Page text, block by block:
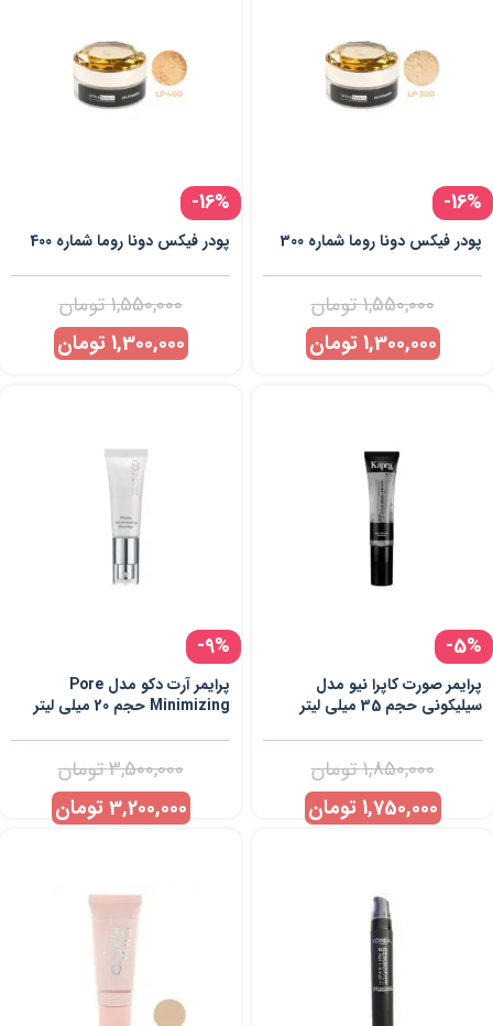
-16%
پودر فیکس دونا روما شماره 300
1,550,000تومان
1,300,000 تومان
-16%
پودر فیکس دونا روما شماره 400
1,550,000تومان
1,300,000 تومان
-5%
پرایمر صورت کاپرا نیو مدل
سیلیکونی حجم 35 میلی لیتر
1,850,000تومان
1,750,000 تومان
-9%
پرایمر آرت دکو مدل Pore
Minimizing حجم 20 میلی لیتر
3,500,000تومان
3,200,000 تومان